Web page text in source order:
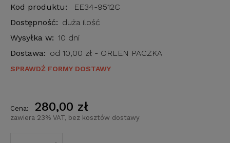
Kod produktu:
EE34-9512C
Dostępność: duża ilość
Wysyłka w: 10 dni
Dostawa: od 10,00 zł - ORLEN PACZKA
SPRAWDŹ FORMY DOSTAWY
Cena: 280,00 zł
zawiera 23% VAT, bez kosztów dostawy